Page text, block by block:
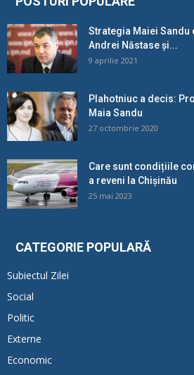
Strategia Maiei Sandu
Andrei Năstase și...
9 aprilie 2021
Plahotniuc a decis:
Maia Sandu
27 octombrie 2020
Care sunt condițiile
a reveni la Chișinău
25 mai 2023
CATEGORIE POPULARĂ
Subiectul Zilei
Social
Politic
Externe
Economic